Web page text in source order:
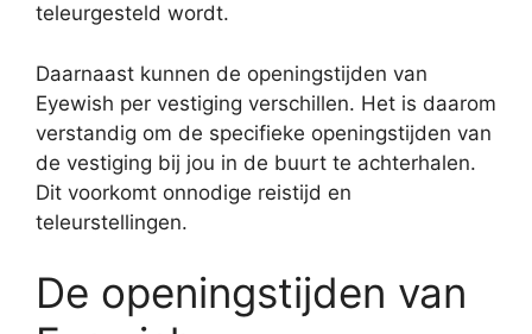
teleurgesteld wordt.
Daarnaast kunnen de openingstijden van
Eyewish per vestiging verschillen. Het is daarom
verstandig om de specifieke openingstijden van
de vestiging bij jou in de buurt te achterhalen.
Dit voorkomt onnodige reistijd en
teleurstellingen.
De openingstijden van